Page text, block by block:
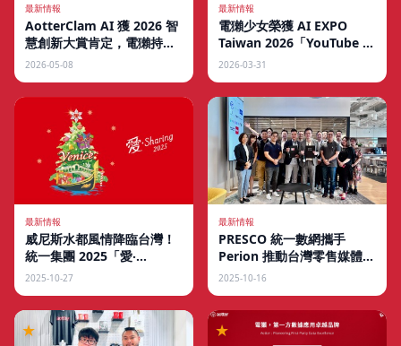
最新情報
AotterClam AI 獲 2026 智
慧創新大賞肯定，電獺持續
深化 AI 數據治理布局
2026-05-08
以生活化科技實測與內容信賴力，獲
台灣首屆創作者影響力大賞肯定
最新情報
電獺少女榮獲 AI EXPO
Taiwan 2026「YouTube 年
度卓越創作者」
2026-03-31
最新情報
威尼斯水都風情降臨台灣！
統一集團 2025「愛‧
Sharing」打造夢幻聖誕城
2025-10-27
最新情報
PRESCO 統一數網攜手
Perion 推動台灣零售媒體與
程序化家外廣告新時代
2025-10-16
★ ★